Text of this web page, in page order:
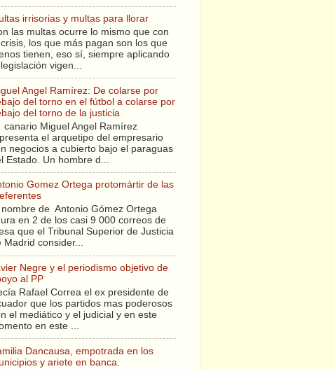
irrisorias y multas para llorar
las multas ocurre lo mismo que con
crisis, los que más pagan son los que
tienen, eso sí, siempre aplicando
legislación vigen...
Angel Ramírez: De colarse por
del torno en el fútbol a colarse por
del torno de la justicia
canario Miguel Angel Ramírez
el arquetipo del empresario
negocios a cubierto bajo el paraguas
Estado. Un hombre d...
Gomez Ortega protomártir de las
nombre de Antonio Gómez Ortega
en 2 de los casi 9 000 correos de
que el Tribunal Superior de Justicia
Madrid consider...
Negre y el periodismo objetivo de
al PP
Rafael Correa el ex presidente de
que los partidos mas poderosos
el mediático y el judicial y en este
en este ...
Dancausa, empotrada en los
y ariete en banca.